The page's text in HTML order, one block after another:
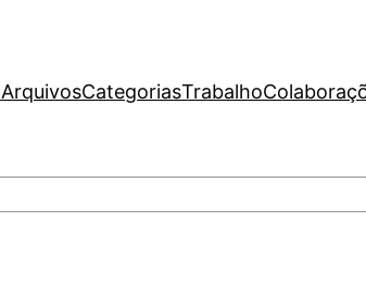
ArquivosCategoriasTrabalho